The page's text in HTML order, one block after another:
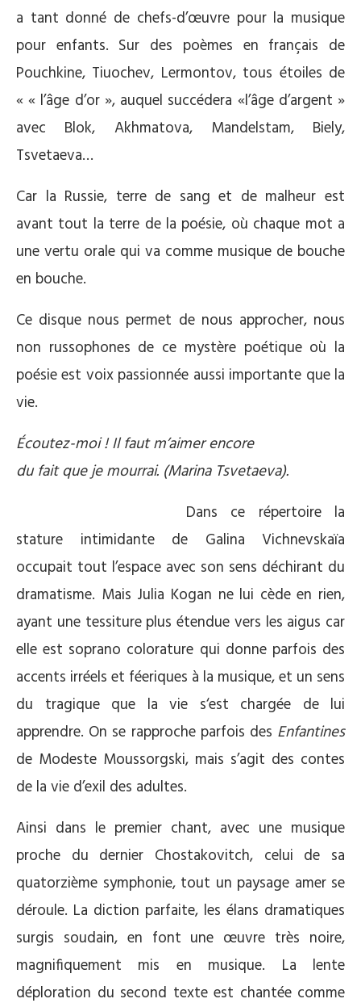
a tant donné de chefs-d’œuvre pour la musique
pour enfants. Sur des poèmes en français de
Pouchkine, Tiuochev, Lermontov, tous étoiles de
« « l’âge d’or », auquel succédera «l’âge d’argent »
avec Blok, Akhmatova, Mandelstam, Biely,
Tsvetaeva…
Car la Russie, terre de sang et de malheur est
avant tout la terre de la poésie, où chaque mot a
une vertu orale qui va comme musique de bouche
en bouche.
Ce disque nous permet de nous approcher, nous
non russophones de ce mystère poétique où la
poésie est voix passionnée aussi importante que la
vie.
Écoutez-moi ! Il faut m’aimer encore
du fait que je mourrai. (Marina Tsvetaeva).
Dans ce répertoire la
stature intimidante de Galina Vichnevskaïa
occupait tout l’espace avec son sens déchirant du
dramatisme. Mais Julia Kogan ne lui cède en rien,
ayant une tessiture plus étendue vers les aigus car
elle est soprano colorature qui donne parfois des
accents irréels et féeriques à la musique, et un sens
du tragique que la vie s‘est chargée de lui
apprendre. On se rapproche parfois des Enfantines
de Modeste Moussorgski, mais s’agit des contes
de la vie d’exil des adultes.
Ainsi dans le premier chant, avec une musique
proche du dernier Chostakovitch, celui de sa
quatorzième symphonie, tout un paysage amer se
déroule. La diction parfaite, les élans dramatiques
surgis soudain, en font une œuvre très noire,
magnifiquement mis en musique. La lente
déploration du second texte est chantée comme